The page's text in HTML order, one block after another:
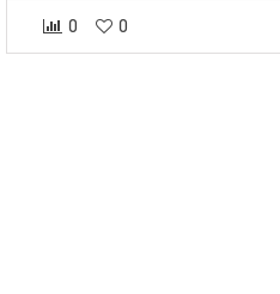
0 0